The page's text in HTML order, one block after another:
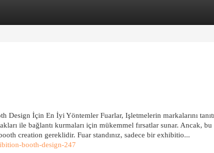
Design İçin En İyi Yöntemler Fuarlar, Işletmelerin markalarını
ile bağlantı kurmaları için mükemmel fırsatlar sunar. Ancak, bu
creation gereklidir. Fuar standınız, sadece bir exhibitio...
booth-design-247